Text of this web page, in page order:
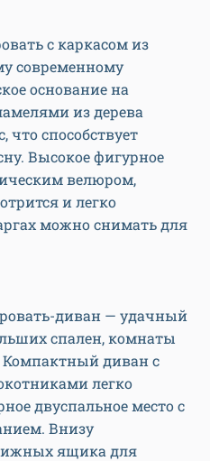
с каркасом из
современному
основание на
из дерева
способствует
Высокое фигурное
велюром,
и легко
можно снимать для
диван — удачный
спален, комнаты
Компактный диван с
легко
двуспальное место с
Внизу
ящика для